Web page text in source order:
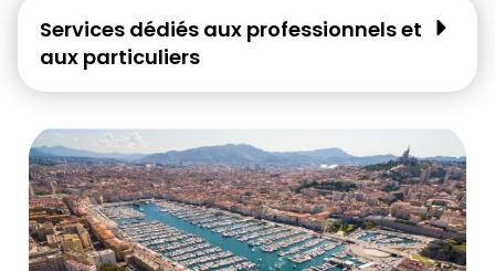
Services dédiés aux professionnels et
aux particuliers